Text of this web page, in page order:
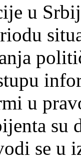
u
u
su
se u